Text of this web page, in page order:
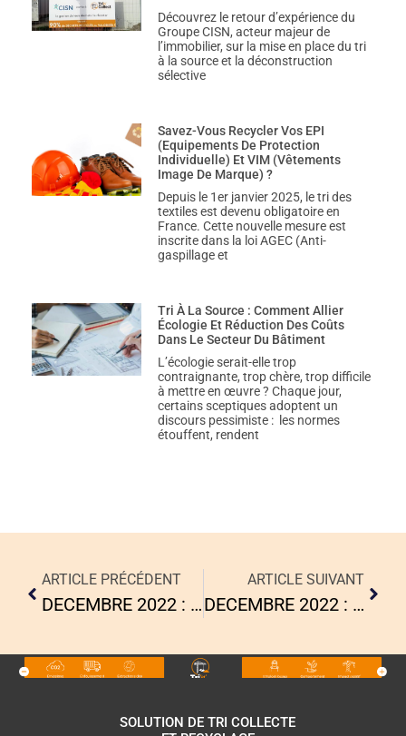
Découvrez le retour d’expérience du
Groupe CISN, acteur majeur de
l’immobilier, sur la mise en place du tri
à la source et la déconstruction
sélective
Savez-Vous Recycler Vos EPI
(Equipements De Protection
Individuelle) Et VIM (Vêtements
Image De Marque) ?
Depuis le 1er janvier 2025, le tri des
textiles est devenu obligatoire en
France. Cette nouvelle mesure est
inscrite dans la loi AGEC (Anti-
gaspillage et
Tri À La Source : Comment Allier
Écologie Et Réduction Des Coûts
Dans Le Secteur Du Bâtiment
L’écologie serait-elle trop
contraignante, trop chère, trop difficile
à mettre en œuvre ? Chaque jour,
certains sceptiques adoptent un
discours pessimiste : les normes
étouffent, rendent
ARTICLE PRÉCÉDENT
DECEMBRE 2022 : PARTENARIAT KAUFMAN & BROAD
ARTICLE SUIVANT
DECEMBRE 2022 : Quelles-Sont Les Valeurs De Tri’n’Collect ?
SOLUTION DE TRI COLLECTE